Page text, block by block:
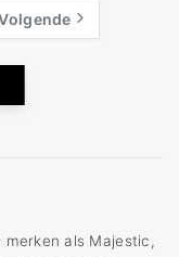
als Majestic,